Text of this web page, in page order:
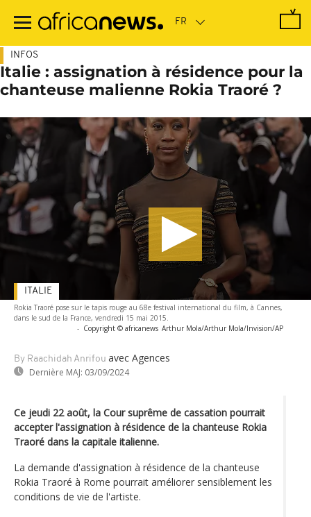
contenu
INFOS
Italie : assignation à résidence pour la
chanteuse malienne Rokia Traoré ?
Rokia Traoré pose sur le tapis rouge au 68e festival international du film, à Cannes,
dans le sud de la France, vendredi 15 mai 2015.
- Copyright © africanews Arthur Mola/Arthur Mola/Invision/AP
By Raachidah Anrifou avec Agences
Dernière MAJ: 03/09/2024
ITALIE
Ce jeudi 22 août, la Cour suprême de cassation pourrait
accepter l'assignation à résidence de la chanteuse Rokia
Traoré dans la capitale italienne.
La demande d'assignation à résidence de la chanteuse
Rokia Traoré à Rome pourrait améliorer sensiblement les
conditions de vie de l'artiste.